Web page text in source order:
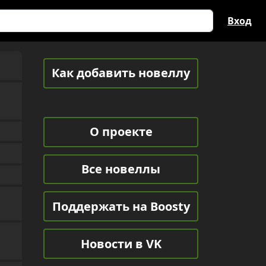
Вход
Как добавить новеллу
О проекте
Все новеллы
Поддержать на Boosty
Новости в VK